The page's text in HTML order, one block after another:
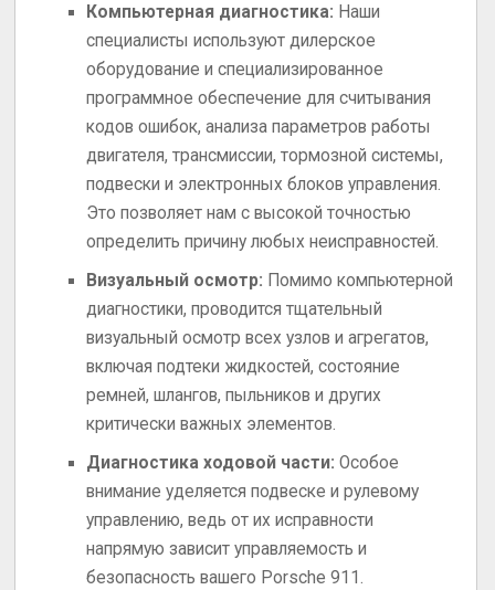
Компьютерная диагностика: Наши
специалисты используют дилерское
оборудование и специализированное
программное обеспечение для считывания
кодов ошибок, анализа параметров работы
двигателя, трансмиссии, тормозной системы,
подвески и электронных блоков управления.
Это позволяет нам с высокой точностью
определить причину любых неисправностей.
Визуальный осмотр: Помимо компьютерной
диагностики, проводится тщательный
визуальный осмотр всех узлов и агрегатов,
включая подтеки жидкостей, состояние
ремней, шлангов, пыльников и других
критически важных элементов.
Диагностика ходовой части: Особое
внимание уделяется подвеске и рулевому
управлению, ведь от их исправности
напрямую зависит управляемость и
безопасность вашего Porsche 911.